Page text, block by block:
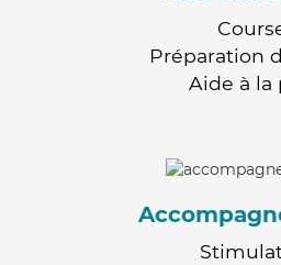
Préparation
Aide à la